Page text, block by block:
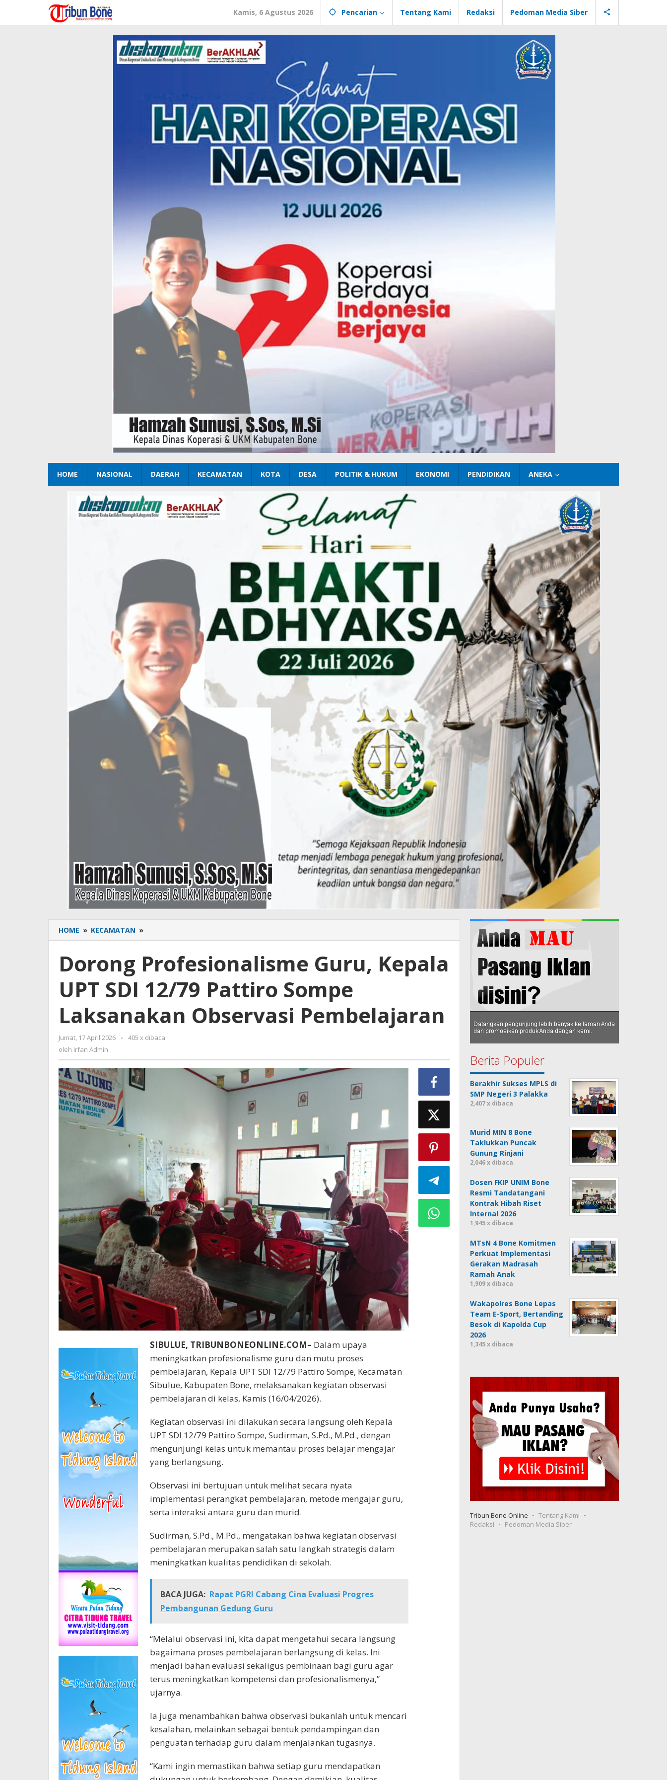
konten
Kamis, 6 Agustus 2026 Pencarian Tentang Kami Redaksi Pedoman Media Siber
HOME NASIONAL DAERAH KECAMATAN KOTA DESA POLITIK & HUKUM EKONOMI PENDIDIKAN ANEKA
HOME » KECAMATAN »
Profesionalisme
Kepala
UPT
SDI
12/79
Sompe
Laksanakan
Observasi
Dorong Profesionalisme Guru, Kepala
UPT SDI 12/79 Pattiro Sompe
Laksanakan Observasi Pembelajaran
Jumat, 17 April 2026
oleh
-
405 x dibaca
oleh Irfan Admin
SIBULUE, TRIBUNBONEONLINE.COM– Dalam upaya
meningkatkan profesionalisme guru dan mutu proses
pembelajaran, Kepala UPT SDI 12/79 Pattiro Sompe, Kecamatan
Sibulue, Kabupaten Bone, melaksanakan kegiatan observasi
pembelajaran di kelas, Kamis (16/04/2026).
Kegiatan observasi ini dilakukan secara langsung oleh Kepala
UPT SDI 12/79 Pattiro Sompe, Sudirman, S.Pd., M.Pd., dengan
mengunjungi kelas untuk memantau proses belajar mengajar
yang berlangsung.
Observasi ini bertujuan untuk melihat secara nyata
implementasi perangkat pembelajaran, metode mengajar guru,
serta interaksi antara guru dan murid.
Sudirman, S.Pd., M.Pd., mengatakan bahwa kegiatan observasi
pembelajaran merupakan salah satu langkah strategis dalam
meningkatkan kualitas pendidikan di sekolah.
BACA JUGA: Rapat PGRI Cabang Cina Evaluasi Progres
Pembangunan Gedung Guru
“Melalui observasi ini, kita dapat mengetahui secara langsung
bagaimana proses pembelajaran berlangsung di kelas. Ini
menjadi bahan evaluasi sekaligus pembinaan bagi guru agar
terus meningkatkan kompetensi dan profesionalismenya,”
ujarnya.
Ia juga menambahkan bahwa observasi bukanlah untuk mencari
kesalahan, melainkan sebagai bentuk pendampingan dan
penguatan terhadap guru dalam menjalankan tugasnya.
“Kami ingin memastikan bahwa setiap guru mendapatkan
Berita Populer
Berakhir Sukses MPLS di
SMP Negeri 3 Palakka
2,407 x dibaca
Murid MIN 8 Bone
Taklukkan Puncak
Gunung Rinjani
2,046 x dibaca
Dosen FKIP UNIM Bone
Resmi Tandatangani
Kontrak Hibah Riset
Internal 2026
1,945 x dibaca
MTsN 4 Bone Komitmen
Perkuat Implementasi
Gerakan Madrasah
Ramah Anak
1,909 x dibaca
Wakapolres Bone Lepas
Team E-Sport, Bertanding
Besok di Kapolda Cup
2026
1,345 x dibaca
Tribun Bone Online
Tentang Kami
Redaksi
Pedoman Media Siber